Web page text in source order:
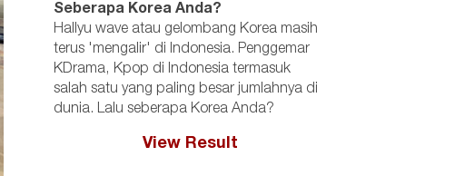
Seberapa Korea Anda?
Hallyu wave atau gelombang Korea masih
terus 'mengalir' di Indonesia. Penggemar
KDrama, Kpop di Indonesia termasuk
salah satu yang paling besar jumlahnya di
dunia. Lalu seberapa Korea Anda?
View Result